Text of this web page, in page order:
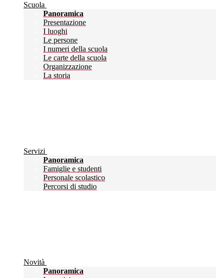
Scuola
Panoramica
Presentazione
I luoghi
Le persone
I numeri della scuola
Le carte della scuola
Organizzazione
La storia
Servizi
Panoramica
Famiglie e studenti
Personale scolastico
Percorsi di studio
Novità
Panoramica